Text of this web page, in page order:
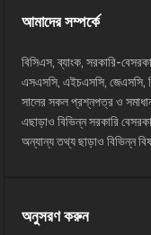
আমাদের সম্পর্কে
বিসিএস, ব্যাংক, সরকারি-
এসএসসি, এইচএসসি, জেএসসি,
সালের সকল প্রশ্নপত্র ও
এছাড়াও বিভিন্ন সরকারি
অন্যান্য তথ্য ছাড়াও বিভিন্ন
অনুসরণ করুন